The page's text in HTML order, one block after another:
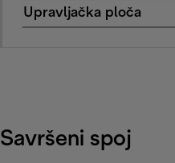
Upravljačka ploča
Savršeni spoj